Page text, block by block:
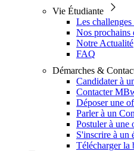
Vie Étudiante
Les
Nos prochains
Notre Actualité
FAQ
Démarches &
Candidater à
Contacter
Déposer une
Parler à un
Postuler à une
S'inscrire à un
Télécharger la